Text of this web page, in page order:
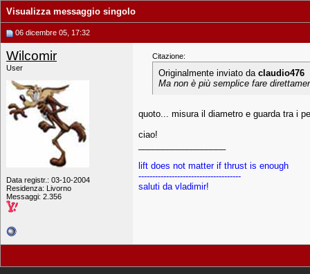
Visualizza messaggio singolo
06 dicembre 05, 17:32
Wilcomir
User
Data registr.: 03-10-2004
Residenza: Livorno
Messaggi: 2.356
Citazione:
Originalmente inviato da claudio476
Ma non è più semplice fare
quoto... misura il diametro e guarda tra i
ciao!
lift does not matter if thrust is enough
-------------------------------------
saluti da vladimir!